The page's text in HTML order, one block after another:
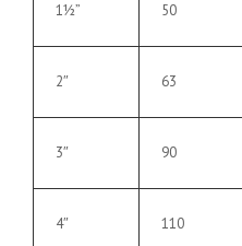
1½” 50
2″ 63
3″ 90
4″ 110